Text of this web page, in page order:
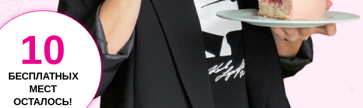
БЕСПЛАТНЫХ
МЕСТ
ОСТАЛОСЬ!
10